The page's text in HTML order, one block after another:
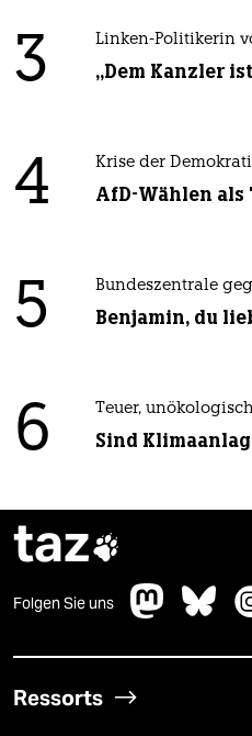
3 Linken-Politikerin
„Dem Kanzler
4 Krise der
AfD-Wählen
5 Bundeszentrale
Benjamin, du
6 Teuer,
Sind
taz
Folgen Sie uns
Ressorts